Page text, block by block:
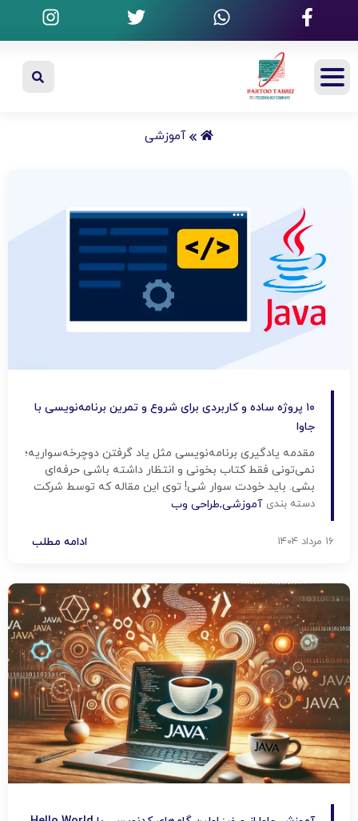
آموزشی
۱۰ پروژه ساده و کاربردی برای شروع و تمرین برنامه‌نویسی با
جاوا
مقدمه یادگیری برنامه‌نویسی مثل یاد گرفتن دوچرخه‌سواریه؛
نمی‌تونی فقط کتاب بخونی و انتظار داشته باشی حرفه‌ای
بشی. باید خودت سوار شی! توی این مقاله که توسط شرکت
پرتو تبریز آماده شده قراره ۱۰ پروژه ساده و جذاب با زبان جاوا
تمرین بدی. چرا […]
دسته بندی آموزشی,طراحی وب
۱۶ مرداد ۱۴۰۴ ادامه مطلب